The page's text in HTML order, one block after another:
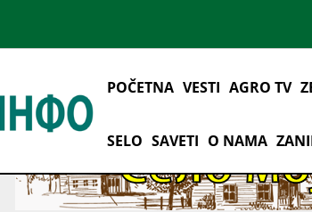
POČETNA VESTI AGRO TV
SELO SAVETI O NAMA